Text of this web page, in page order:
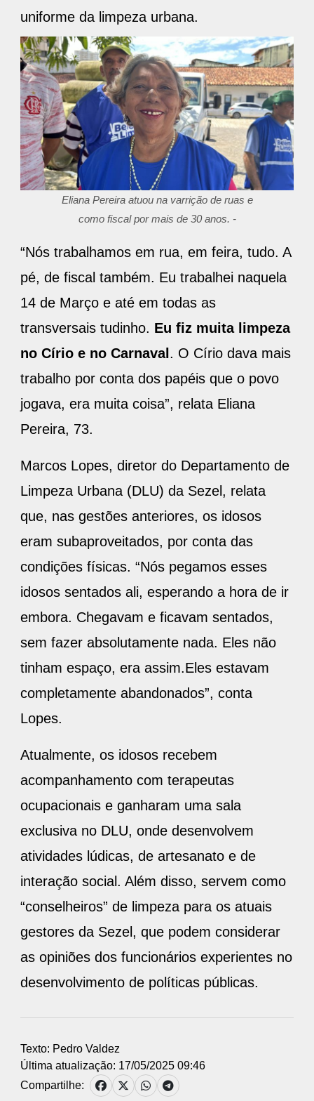
uniforme da limpeza urbana.
Eliana Pereira atuou na varrição de ruas e
como fiscal por mais de 30 anos. -
“Nós trabalhamos em rua, em feira, tudo. A
pé, de fiscal também. Eu trabalhei naquela
14 de Março e até em todas as
transversais tudinho. Eu fiz muita limpeza
no Círio e no Carnaval . O Círio dava mais
trabalho por conta dos papéis que o povo
jogava, era muita coisa”, relata Eliana
Pereira, 73.
Marcos Lopes, diretor do Departamento de
Limpeza Urbana (DLU) da Sezel, relata
que, nas gestões anteriores, os idosos
eram subaproveitados, por conta das
condições físicas. “Nós pegamos esses
idosos sentados ali, esperando a hora de ir
embora. Chegavam e ficavam sentados,
sem fazer absolutamente nada. Eles não
tinham espaço, era assim.Eles estavam
completamente abandonados”, conta
Lopes.
Atualmente, os idosos recebem
acompanhamento com terapeutas
ocupacionais e ganharam uma sala
exclusiva no DLU, onde desenvolvem
atividades lúdicas, de artesanato e de
interação social. Além disso, servem como
“conselheiros” de limpeza para os atuais
gestores da Sezel, que podem considerar
as opiniões dos funcionários experientes no
desenvolvimento de políticas públicas.
Texto: Pedro Valdez
Última atualização: 17/05/2025 09:46
Compartilhe: